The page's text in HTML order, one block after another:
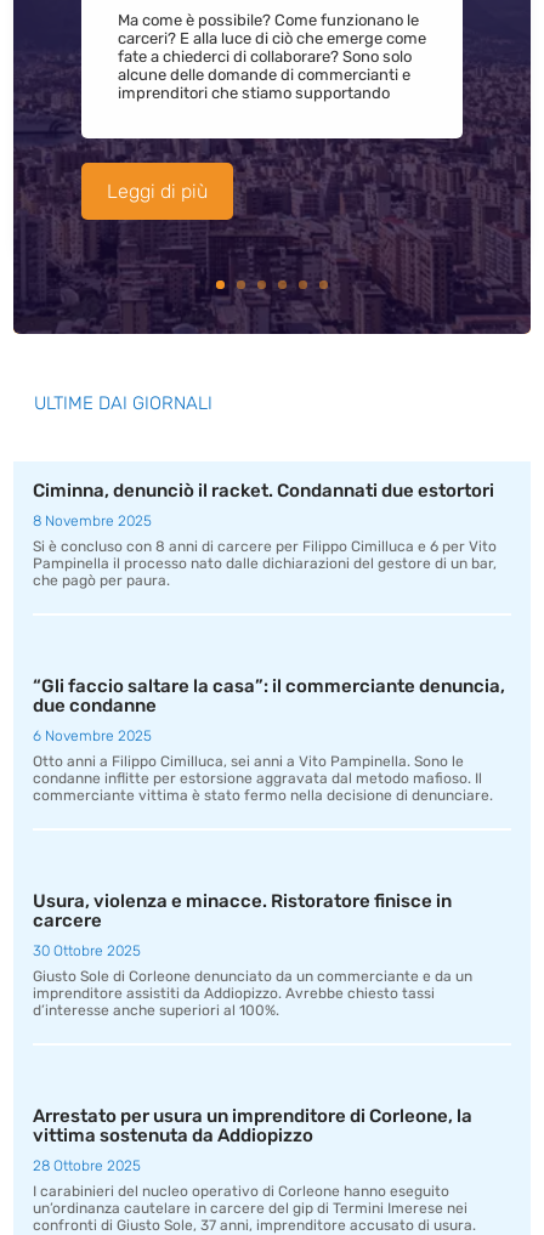
Ma come è possibile? Come funzionano le
carceri? E alla luce di ciò che emerge come
fate a chiederci di collaborare? Sono solo
alcune delle domande di commercianti e
imprenditori che stiamo supportando
Leggi di più
ULTIME DAI GIORNALI
Ciminna, denunciò il racket. Condannati due estortori
8 Novembre 2025
Si è concluso con 8 anni di carcere per Filippo Cimilluca e 6 per Vito
Pampinella il processo nato dalle dichiarazioni del gestore di un bar,
che pagò per paura.
“Gli faccio saltare la casa”: il commerciante denuncia,
due condanne
6 Novembre 2025
Otto anni a Filippo Cimilluca, sei anni a Vito Pampinella. Sono le
condanne inflitte per estorsione aggravata dal metodo mafioso. Il
commerciante vittima è stato fermo nella decisione di denunciare.
Usura, violenza e minacce. Ristoratore finisce in
carcere
30 Ottobre 2025
Giusto Sole di Corleone denunciato da un commerciante e da un
imprenditore assistiti da Addiopizzo. Avrebbe chiesto tassi
d’interesse anche superiori al 100%.
Arrestato per usura un imprenditore di Corleone, la
vittima sostenuta da Addiopizzo
28 Ottobre 2025
I carabinieri del nucleo operativo di Corleone hanno eseguito
un’ordinanza cautelare in carcere del gip di Termini Imerese nei
confronti di Giusto Sole, 37 anni, imprenditore accusato di usura.